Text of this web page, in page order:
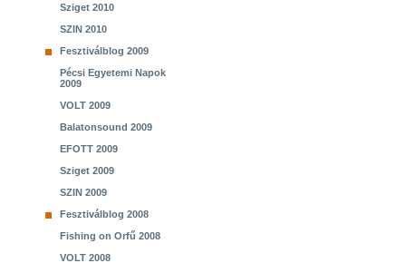
Sziget 2010
SZIN 2010
Fesztiválblog 2009
Pécsi Egyetemi Napok
2009
VOLT 2009
Balatonsound 2009
EFOTT 2009
Sziget 2009
SZIN 2009
Fesztiválblog 2008
Fishing on Orfű 2008
VOLT 2008